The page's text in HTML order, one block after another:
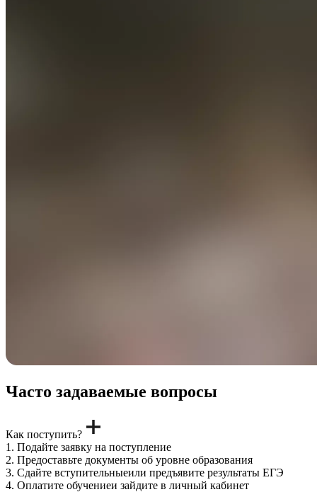
Часто задаваемые вопросы
Как поступить?
1. Подайте заявку на поступление
2. Предоставьте документы об уровне образования
3. Сдайте вступительныеили предъявите результаты ЕГЭ
4. Оплатите обучениеи зайдите в личный кабинет